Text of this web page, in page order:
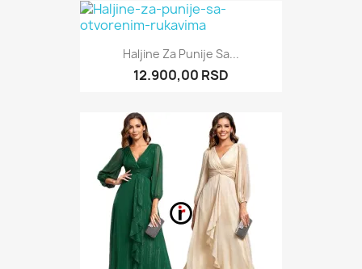
Haljine Za Punije Sa...
12.900,00 RSD